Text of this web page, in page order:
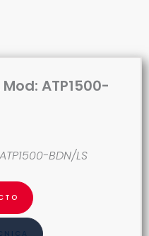
ATP1500-
BDN/LS